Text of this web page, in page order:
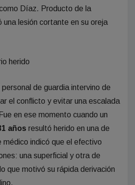
Díaz. Producto de la
una lesión cortante en su oreja
herido
de guardia intervino de
el conflicto y evitar una escalada
en ese momento cuando un
años resultó herido en una de
médico indicó que el efectivo
una superficial y otra de
que motivó su rápida derivación